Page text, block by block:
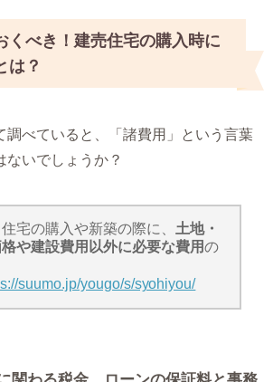
くべき！建売住宅の購入時に
は？
調べていると、「諸費用」という言葉
ないでしょうか？
宅の購入や新築の際に、 土地・
や建設費用以外に必要な費用の
suumo.jp/yougo/s/syohiyou/